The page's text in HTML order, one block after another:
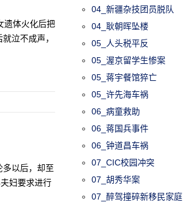
遗体火化后把
泣不成声，
以后，却至
妇要求进行
04_新疆杂技团员脱队
04_耿朝晖坠楼
05_人头税平反
05_渥京留学生惨案
05_蒋宇餐馆猝亡
05_许先海车祸
06_病童救助
06_蒋国兵事件
06_钟道昌车祸
07_CIC校园冲突
07_胡秀华案
07_醉驾撞碎新移民家庭